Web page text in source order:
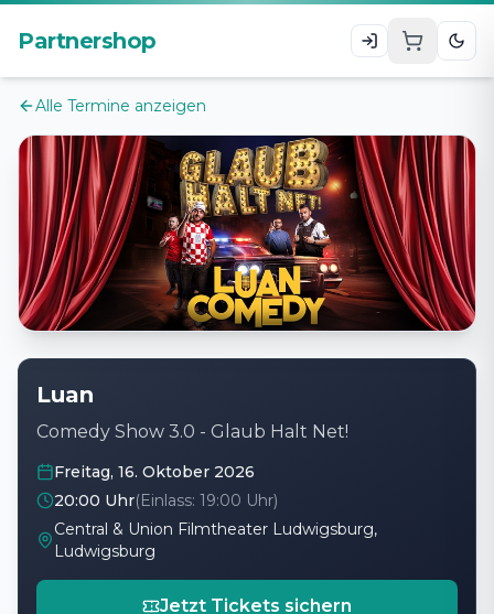
Partnershop
Alle Termine anzeigen
Luan
Comedy Show 3.0 - Glaub Halt Net!
Freitag, 16. Oktober 2026
20:00 Uhr(Einlass: 19:00 Uhr)
Central & Union Filmtheater Ludwigsburg,
Ludwigsburg
Jetzt Tickets sichern